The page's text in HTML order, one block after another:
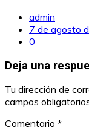
admin
7 de agosto
0
Deja una
Tu dirección de
campos
Comentario *